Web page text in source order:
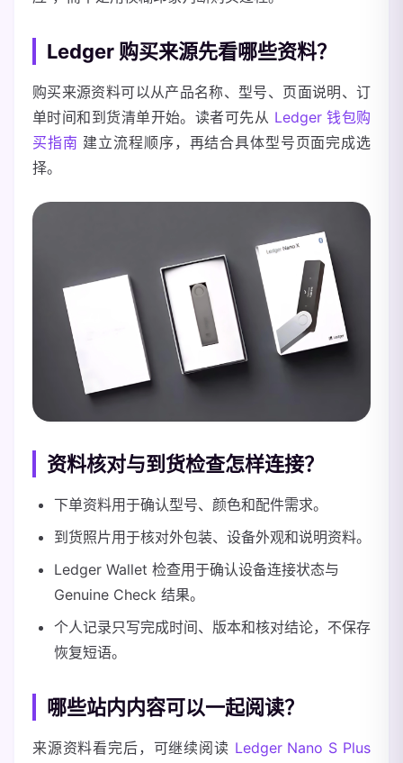
Ledger 购买来源先看哪些资料？
购买来源资料可以从产品名称、型号、页面说明、订
单时间和到货清单开始。读者可先从 Ledger 钱包购
买指南 建立流程顺序，再结合具体型号页面完成选
择。
资料核对与到货检查怎样连接？
下单资料用于确认型号、颜色和配件需求。
到货照片用于核对外包装、设备外观和说明资料。
Ledger Wallet 检查用于确认设备连接状态与
Genuine Check 结果。
个人记录只写完成时间、版本和核对结论，不保存
恢复短语。
哪些站内内容可以一起阅读？
来源资料看完后，可继续阅读 Ledger Nano S Plus